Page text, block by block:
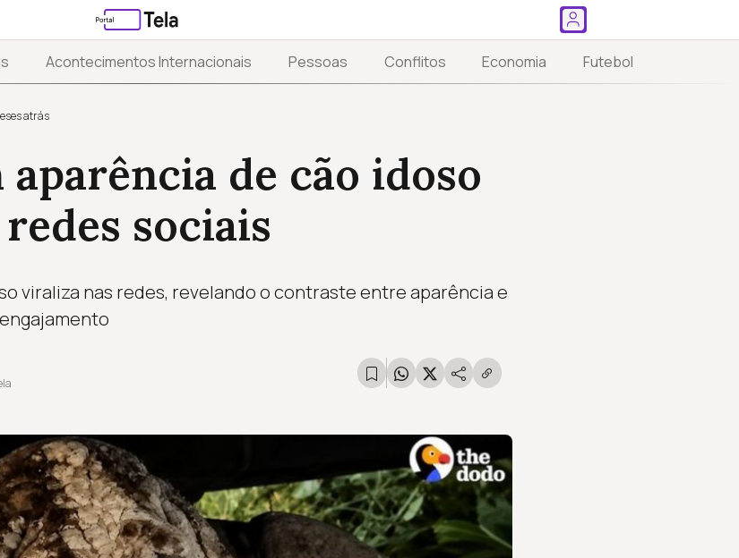
Acontecimentos Internacionais Pessoas Conflitos Economia Futebol
atrás
de cão idoso
sociais
viraliza nas redes, revelando o contraste entre aparência e